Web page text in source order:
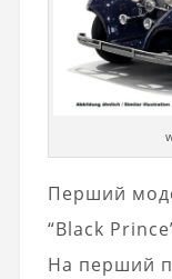
Перший
“Black
На перший